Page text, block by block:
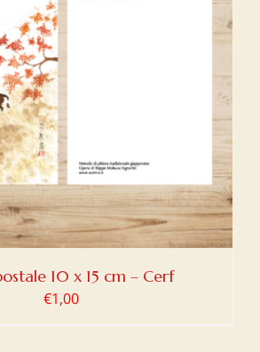
10 x 15 cm – Cerf
€1,00